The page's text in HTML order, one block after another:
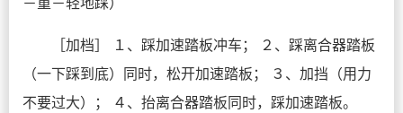
［加档］ １、踩加速踏板冲车； ２、踩离合器踏板
（一下踩到底）同时，松开加速踏板； ３、加挡（用力
不要过大）； ４、抬离合器踏板同时，踩加速踏板。